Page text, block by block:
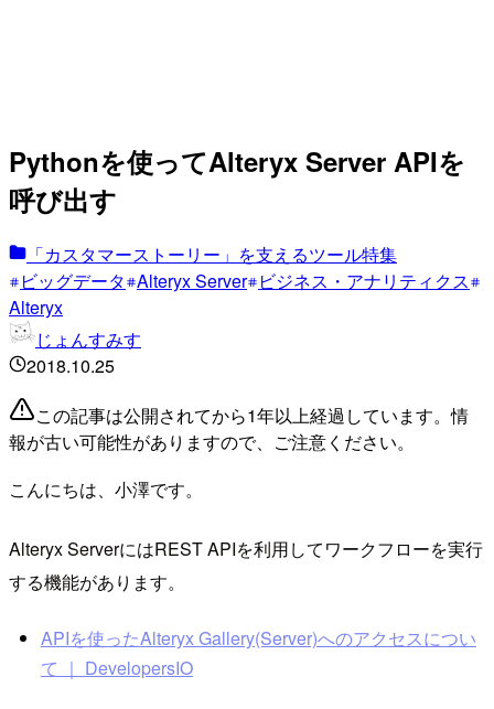
Pythonを使ってAlteryx Server APIを
呼び出す
「カスタマーストーリー」を支えるツール特集
ビッグデータ Alteryx Server ビジネス・アナリティクス
Alteryx
じょんすみす
2018.10.25
この記事は公開されてから1年以上経過しています。情
報が古い可能性がありますので、ご注意ください。
こんにちは、小澤です。
Alteryx ServerにはREST APIを利用してワークフローを実行
する機能があります。
APIを使ったAlteryx Gallery(Server)へのアクセスについ
て ｜ DevelopersIO